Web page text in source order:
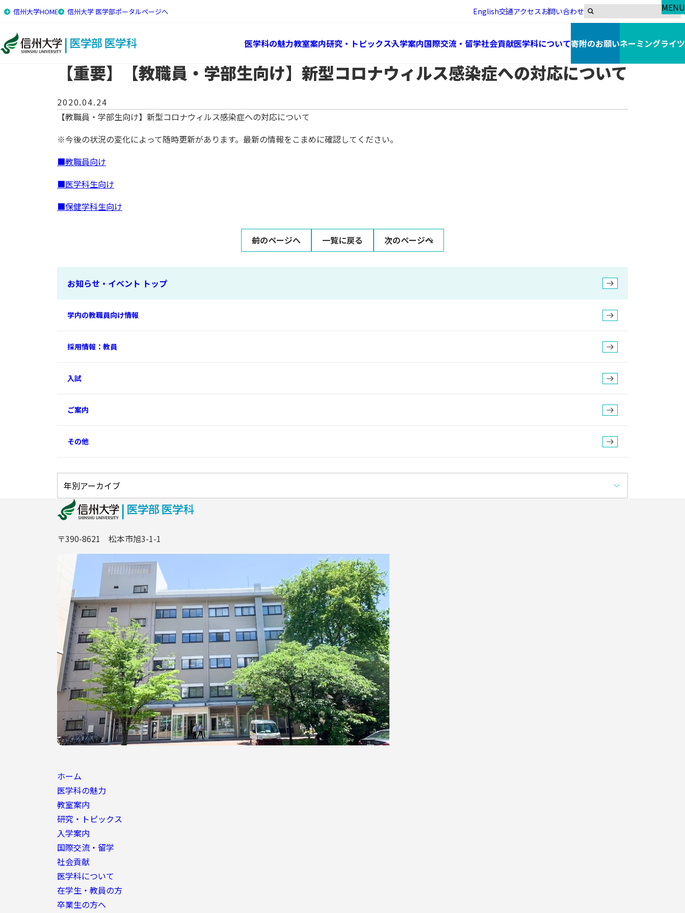
信州大学HOME 信州大学 医学部ポータルページへ English交通アクセスお問い合わせ
医学科の魅力教室案内研究・トピックス入学案内国際交流・留学社会貢献医学科について寄附のお願いネーミングライツ
トップ お知らせ・イベント 【重要】【教職員・学部生向け】新型コロナウィルス感染症への対応について
【重要】【教職員・学部生向け】新型コロナウィルス感染症への対応について
2020.04.24
【教職員・学部生向け】新型コロナウィルス感染症への対応について
※今後の状況の変化によって随時更新があります。最新の情報をこまめに確認してください。
■教職員向け
■医学科生向け
■保健学科生向け
前のページへ 一覧に戻る 次のページへ
お知らせ・イベント トップ
学内の教職員向け情報
採用情報：教員
入試
ご案内
その他
〒390-8621 松本市旭3-1-1
ホーム
医学科の魅力
教室案内
研究・トピックス
入学案内
国際交流・留学
社会貢献
医学科について
在学生・教員の方
卒業生の方へ
MENU